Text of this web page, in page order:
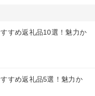
すめ返礼品10選！魅力か
すめ返礼品5選！魅力か